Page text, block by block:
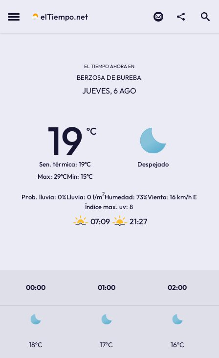
Menu elTiempo.net
EL TIEMPO AHORA EN
BERZOSA DE BUREBA
JUEVES, 6 AGO
19
ºC
Sen. térmica: 19ºC
29ºC 15ºC
Despejado
Prob. lluvia 0%Lluvia 0 l/m2Humedad 73%Viento 16 km/h E
Índice max. uv 8
07:09 21:27
00:00 01:00 02:00
18ºC 17ºC 16ºC